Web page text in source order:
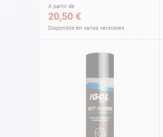
A partir de
20,50 €
Disponible en varias versiones